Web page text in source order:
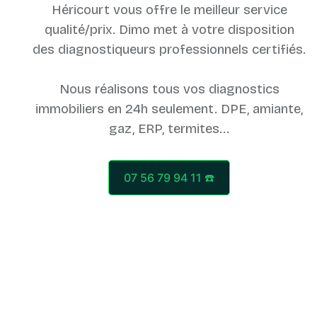
Héricourt vous offre le meilleur service
qualité/prix. Dimo met à votre disposition
des diagnostiqueurs professionnels certifiés.
Nous réalisons tous vos diagnostics
immobiliers en 24h seulement. DPE, amiante,
07 56 79 94 11 ☎️